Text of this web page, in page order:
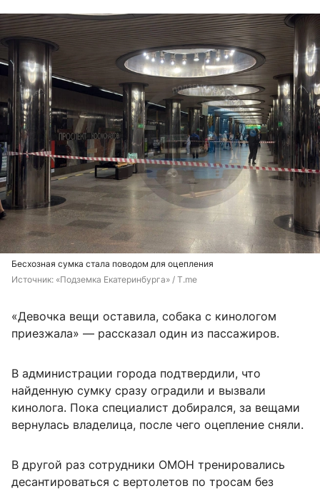
Бесхозная сумка стала поводом для оцепления
Источник: «Подземка Екатеринбурга» / T.me
«Девочка вещи оставила, собака с кинологом
приезжала» — рассказал один из пассажиров.
В администрации города подтвердили, что
найденную сумку сразу оградили и вызвали
кинолога. Пока специалист добирался, за вещами
вернулась владелица, после чего оцепление сняли.
В другой раз сотрудники ОМОН тренировались
десантироваться с вертолетов по тросам без